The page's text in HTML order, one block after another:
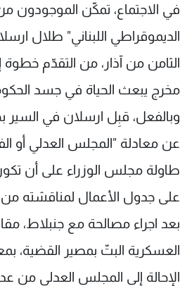
في الاجتماع، تمكّن الموجودون
الديموقراطي اللبناني" طلال
الثامن من آذار، من التقدّم خطوة
مخرج يبعث الحياة في جسد
وبالفعل، قبِل ارسلان في السير
عن معادلة "المجلس العدلي أو
طاولة مجلس الوزراء على أن
على جدول الأعمال لمناقشته
بعد اجراء مصالحة مع جنبلاط،
العسكرية البتّ بمصير القضية،
الإحالة إلى المجلس العدلي من